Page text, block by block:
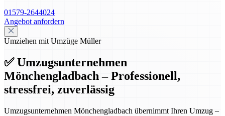
01579-2644024
Angebot anfordern
Umziehen mit Umzüge Müller
✅ Umzugsunternehmen
Mönchengladbach – Professionell,
stressfrei, zuverlässig
Umzugsunternehmen Mönchengladbach übernimmt Ihren Umzug –